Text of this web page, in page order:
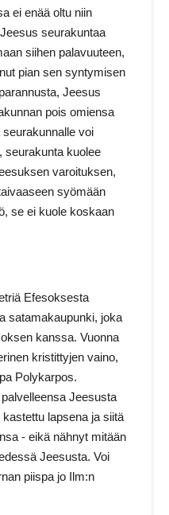
ei enää oltu niin
seurakuntaa
siihen palavuuteen,
pian sen syntymisen
Jeesus
pois omiensa
voi
seurakunta kuolee
varoituksen,
syömään
se ei kuole koskaan
Efesoksesta
satamakaupunki, joka
kanssa. Vuonna
kristittyjen vaino,
Polykarpos.
Jeesusta
lapsena ja siitä
‑ eikä nähnyt mitään
Jeesusta. Voi
piispa jo Ilm:n